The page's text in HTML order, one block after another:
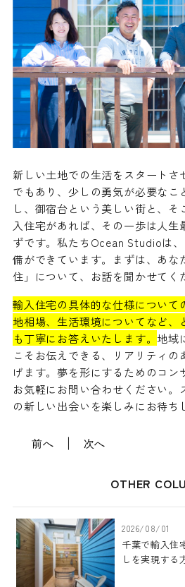
新しい土地での生活をスタートさ
でもあり、少しの勇気が必要なこ
し、御宿台という美しい街と、
入住宅があれば、その一歩は人生
ずです。私たちOcean Studioは
備ができています。まずは、あな
住」について、お話を聞かせてく
輸入住宅の具体的な仕様について
地相場、生活環境についてなど、
も丁寧にお答えいたします。 地域
こそお伝えできる、リアリティの
げます。夢を形にするためのコン
お気軽にお問い合わせください。
の新しい出会いを楽しみにお待ち
前へ 次へ
OTHER
2026/08/01
千葉で輸入住
しを実現する